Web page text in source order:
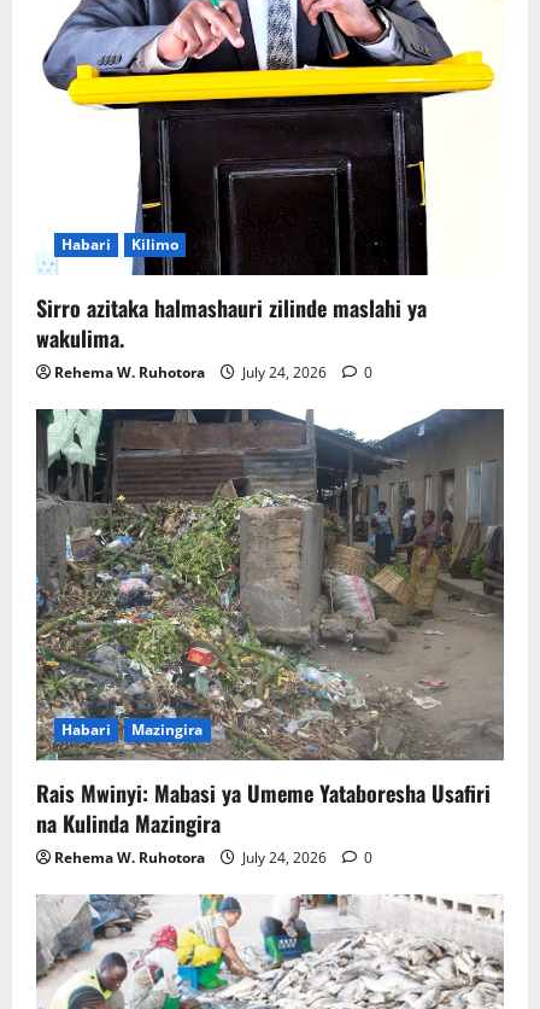
Habari Kilimo
Sirro azitaka halmashauri zilinde maslahi ya
wakulima.
Rehema W. Ruhotora July 24, 2026 0
Habari Mazingira
Rais Mwinyi: Mabasi ya Umeme Yataboresha Usafiri
na Kulinda Mazingira
Rehema W. Ruhotora July 24, 2026 0